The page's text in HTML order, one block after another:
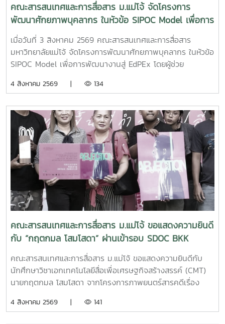
คณะสารสนเทศและการสื่อสาร ม.แม่โจ้ จัดโครงการ
พัฒนาศักยภาพบุคลากร ในหัวข้อ SIPOC Model เพื่อการ
พัฒนางานสู่ EdPEx
เมื่อวันที่ 3 สิงหาคม 2569 คณะสารสนเทศและการสื่อสาร
มหาวิทยาลัยแม่โจ้ จัดโครงการพัฒนาศักยภาพบุคลากร ในหัวข้อ
SIPOC Model เพื่อการพัฒนางานสู่ EdPEx โดยผู้ช่วย
บริการวิชาการ และวิเทศสัมพันธ์ เป็นวิทยากรบรรยายและนำสู่
SIPOC ในกระบวนการสำคัญภายใต้งานของตนเองSIPOC คือ
เครื่องมือสรุปภาพรวมกระบวนการทำงาน โดยย่อมาจากองค์
ประกอบหลัก 5 ส่วน ได้แก่Suppliers (ผู้ส่งมอบ)Inputs (ปัจจัย
นำเข้า)Process (กระบวนการ)เครื่องมือนี้ช่วยให้ทีมงานเห็นภาพ
การทำงานตั้งแต่ต้นน้ำถึงปลายน้ำที่แต่ละฝ่ายทำงานสอดรับกัน
สร้างความเข้าใจที่ตรงกันและใช้ปรับปรุงงานเพื่อให้องค์กรก้าวสู่
ความเป็นเลิศInC | MJUFacebook
:https://www.facebook.com/icmaejoWebsite
:https://infocomm.mju.ac.thWebsite MJU :www.mju.ac.th
4 สิงหาคม 2569 | 134
คณะสารสนเทศและการสื่อสาร ม.แม่โจ้ ขอแสดงความยินดี
กับ “กฤตกมล โสมโสดา” ผ่านเข้ารอบ SDOC BKK
PITCH: THAI STUDENT
คณะสารสนเทศและการสื่อสาร ม.แม่โจ้ ขอแสดงความยินดีกับ
นักศึกษาวิชาเอกเทคโนโลยีสื่อเพื่อเศรษฐกิจสร้างสรรค์ (CMT)
นายกฤตกมล โสมโสดา จากโครงการภาพยนตร์สารคดีเรื่อง
ทีม เข้าร่วมโครงการ SDOC BKK PITCH: THAI STUDENT ผู้
4 สิงหาคม 2569 | 141